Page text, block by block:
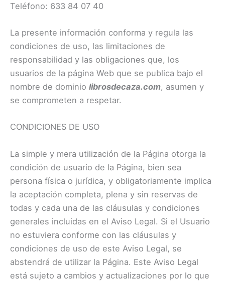
Teléfono: 633 84 07 40
La presente información conforma y regula las
condiciones de uso, las limitaciones de
responsabilidad y las obligaciones que, los
usuarios de la página Web que se publica bajo el
nombre de dominio librosdecaza.com, asumen y
se comprometen a respetar.
CONDICIONES DE USO
La simple y mera utilización de la Página otorga la
condición de usuario de la Página, bien sea
persona física o jurídica, y obligatoriamente implica
la aceptación completa, plena y sin reservas de
todas y cada una de las cláusulas y condiciones
generales incluidas en el Aviso Legal. Si el Usuario
no estuviera conforme con las cláusulas y
condiciones de uso de este Aviso Legal, se
abstendrá de utilizar la Página. Este Aviso Legal
está sujeto a cambios y actualizaciones por lo que